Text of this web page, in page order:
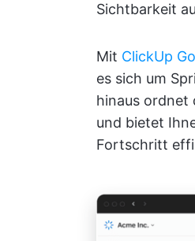
Sichtbarkeit
Mit ClickUp
es sich um
hinaus ordnet
und bietet
Fortschritt